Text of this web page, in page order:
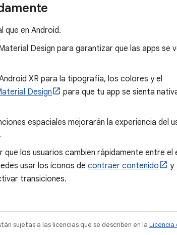
que en Android.
Design para garantizar que las apps se
XR para la tipografía, los colores y el
Design
para que tu app se sienta
espaciales mejorarán la experiencia del
los usuarios cambien rápidamente entre el
usar los íconos de contraer contenido
y
transiciones.
sujetas a las licencias que se describen en la Licencia